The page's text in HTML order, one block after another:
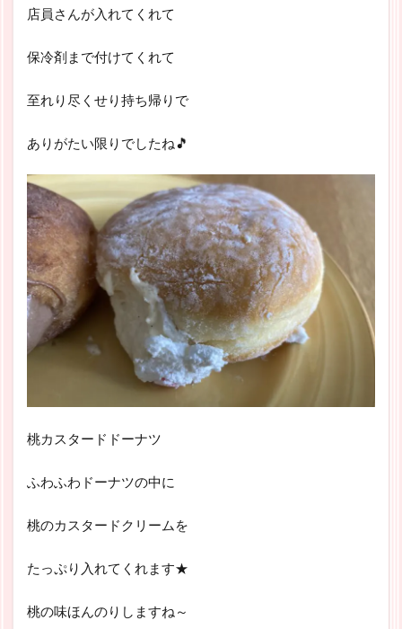
店員さんが入れてくれて
保冷剤まで付けてくれて
至れり尽くせり持ち帰りで
ありがたい限りでしたね🎵
桃カスタードドーナツ
ふわふわドーナツの中に
桃のカスタードクリームを
たっぷり入れてくれます★
桃の味ほんのりしますね～